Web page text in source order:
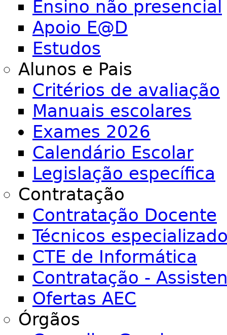
Ensino não presencial
Apoio E@D
Estudos
Alunos e Pais
Critérios de avaliação
Manuais escolares
Exames 2026
Calendário Escolar
Legislação específica
Contratação
Contratação Docente
Técnicos
CTE de Informática
Contratação -
Ofertas AEC
Órgãos